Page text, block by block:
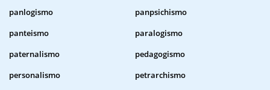
panlogismo
panpsichismo
panteismo
paralogismo
paternalismo
pedagogismo
personalismo
petrarchismo